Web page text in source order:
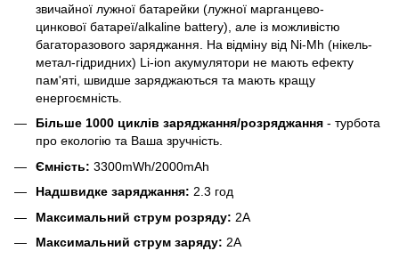
звичайної лужної батарейки (лужної марганцево-
цинкової батареї/alkaline battery), але із можливістю
багаторазового заряджання. На відміну від Ni-Mh (нікель-
метал-гідридних) Li-ion акумулятори не мають ефекту
пам'яті, швидше заряджаються та мають кращу
енергоємність.
Більше 1000 циклів заряджання/розряджання - турбота
про екологію та Ваша зручність.
Ємність: 3300mWh/2000mAh
Надшвидке заряджання: 2.3 год
Максимальний струм розряду: 2А
Максимальний струм заряду: 2А